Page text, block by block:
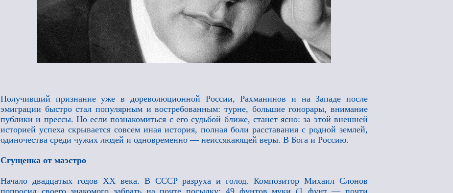
Получивший признание уже в дореволюционной России, Рахманинов и на Западе после
эмиграции быстро стал популярным и востребованным: турне, большие гонорары, внимание
публики и прессы. Но если познакомиться с его судьбой ближе, станет ясно: за этой внешней
историей успеха скрывается совсем иная история, полная боли расставания с родной землей,
одиночества среди чужих людей и одновременно — неиссякающей веры. В Бога и Россию.
Сгущенка от маэстро
Начало двадцатых годов ХХ века. В СССР разруха и голод. Композитор Михаил Слонов
попросил своего знакомого забрать на почте посылку: 49 фунтов муки (1 фунт — почти